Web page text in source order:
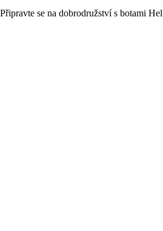
Připravte se na dobrodružství s botami